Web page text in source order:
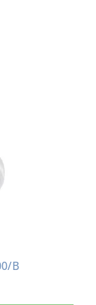
B